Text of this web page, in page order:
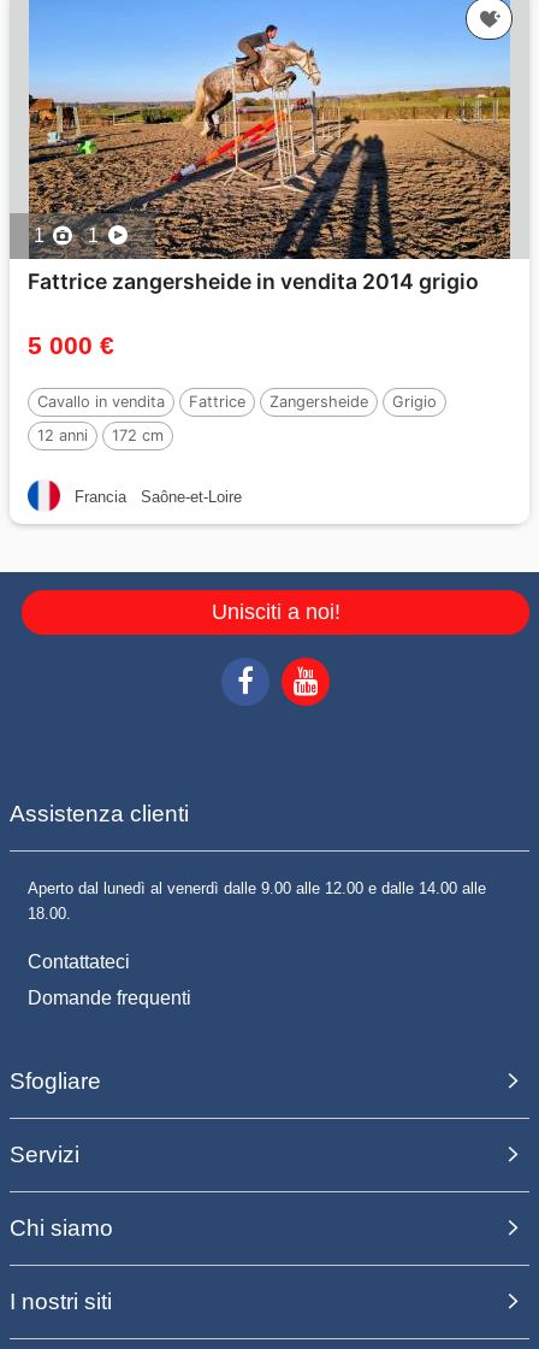
1 1
Fattrice zangersheide in vendita 2014 grigio
5 000 €
Cavallo in vendita Fattrice Zangersheide
Grigio
12 anni
172 cm
Francia Saône-et-Loire
Unisciti a noi!
Assistenza clienti
Aperto dal lunedì al venerdì dalle 9.00 alle 12.00 e dalle 14.00 alle
18.00.
Contattateci
Domande frequenti
Sfogliare
Servizi
Chi siamo
I nostri siti